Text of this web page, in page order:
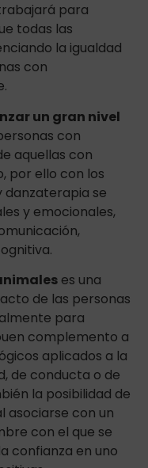
para
todas las
la igualdad
con
un gran nivel
con
aquellas con
por ello con los
se
y emocionales,
es una
de las personas
para
complemento a
aplicados a la
de conducta o de
la posibilidad de
asociarse con un
con el que se
confianza en uno